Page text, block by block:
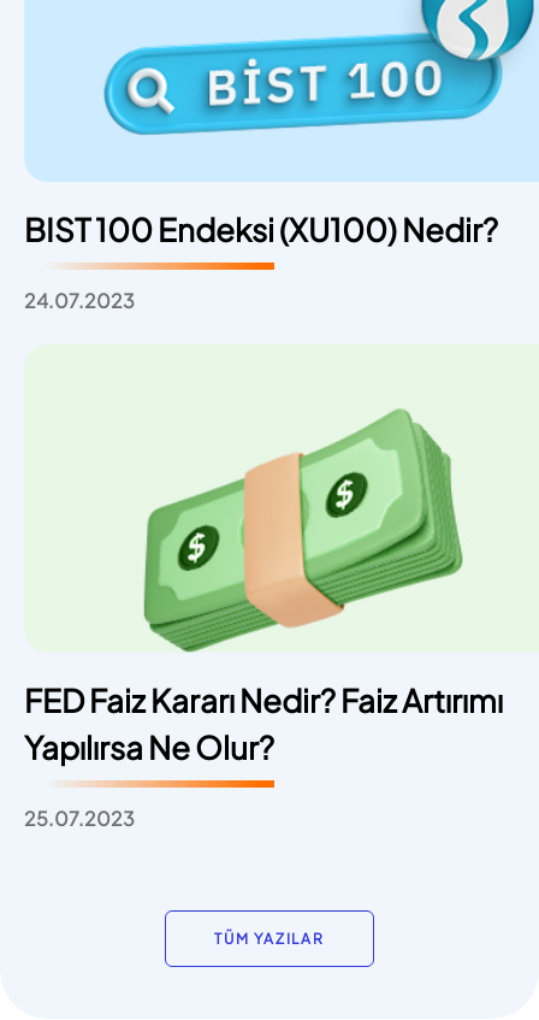
BIST 100 Endeksi (XU100) Nedir?
24.07.2023
FED Faiz Kararı Nedir? Faiz Artırımı
Yapılırsa Ne Olur?
25.07.2023
TÜM YAZILAR